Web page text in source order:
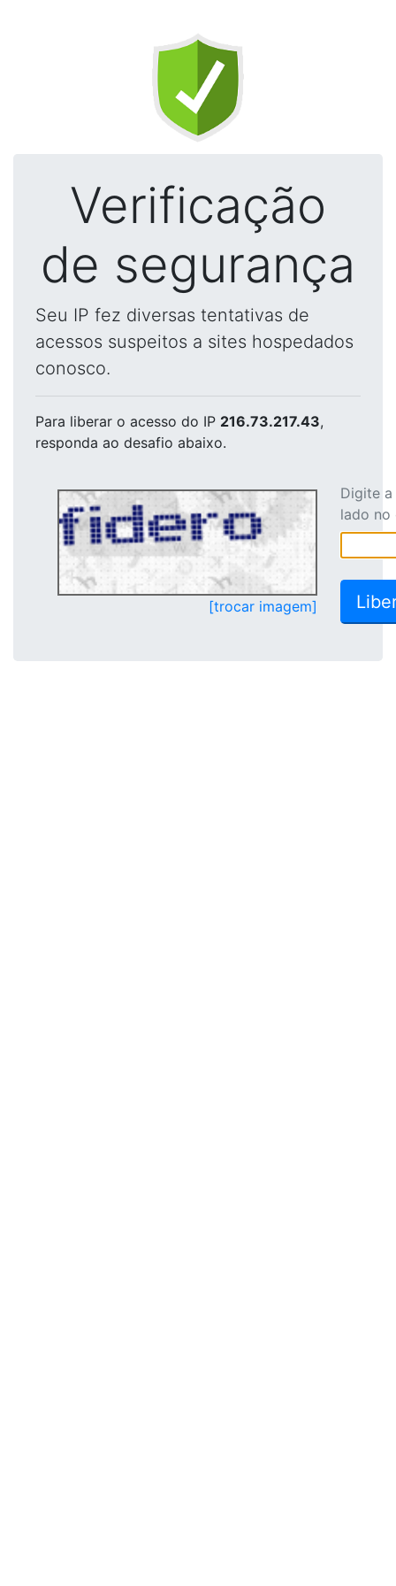
Verificação
de segurança
Seu IP fez diversas tentativas de
acessos suspeitos a sites hospedados
conosco.
Para liberar o acesso do IP 216.73.217.43,
responda ao desafio abaixo.
[trocar imagem]
Digite
lado no